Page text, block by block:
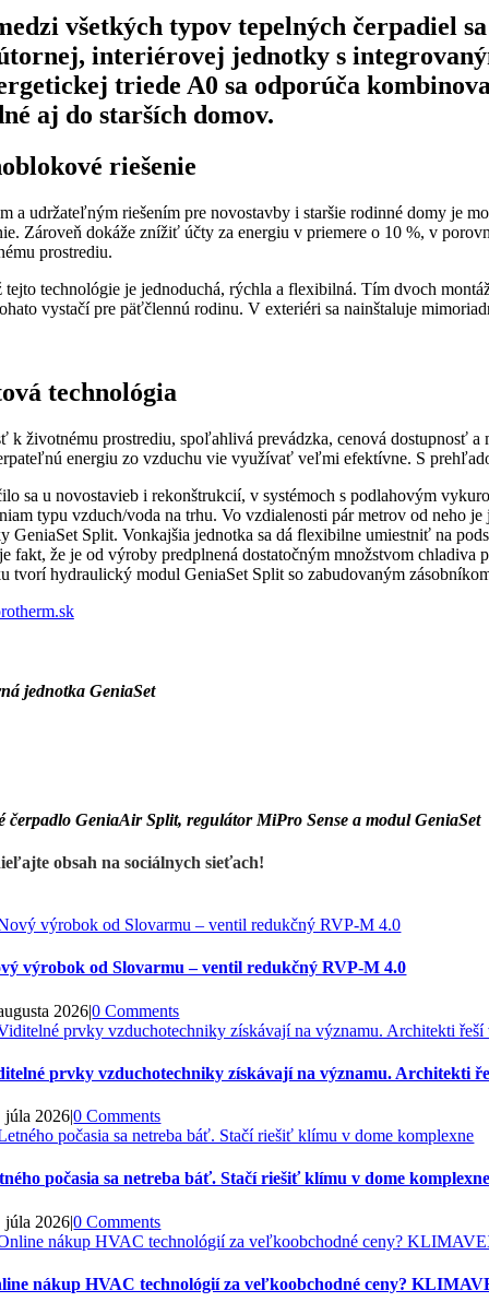
všetkých typov tepelných čerpadiel
interiérovej jednotky s
triede A0 sa odporúča
aj do starších domov.
riešenie
a udržateľným riešením pre novostavby i staršie rodinné domy je
Zároveň dokáže znížiť účty za energiu v priemere o 10 %, v
prostrediu.
tejto technológie je jednoduchá, rýchla a flexibilná. Tím dvoch
vystačí pre päťčlennú rodinu. V exteriéri sa nainštaluje
technológia
k životnému prostrediu, spoľahlivá prevádzka, cenová dostupnosť
energiu zo vzduchu vie využívať veľmi efektívne. S
sa u novostavieb i rekonštrukcií, v systémoch s podlahovým
typu vzduch/voda na trhu. Vo vzdialenosti pár metrov od neho
GeniaSet Split. Vonkajšia jednotka sa dá flexibilne umiestniť na
fakt, že je od výroby predplnená dostatočným množstvom
tvorí hydraulický modul GeniaSet Split so zabudovaným
jednotka GeniaSet
čerpadlo GeniaAir Split, regulátor MiPro Sense a modul GeniaSet
obsah na sociálnych sieťach!
výrobok od Slovarmu – ventil redukčný RVP-M 4.0
2026|0 Comments
prvky vzduchotechniky získávají na významu. Architekti
júla 2026|0 Comments
počasia sa netreba báť. Stačí riešiť klímu v dome komplexne
júla 2026|0 Comments
nákup HVAC technológií za veľkoobchodné ceny?